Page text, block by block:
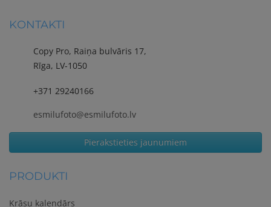
KONTAKTI
Copy Pro, Raiņa bulvāris 17,
Rīga, LV-1050
+371 29240166
esmilufoto@esmilufoto.lv
Pierakstieties jaunumiem
PRODUKTI
Krāsu kalendārs